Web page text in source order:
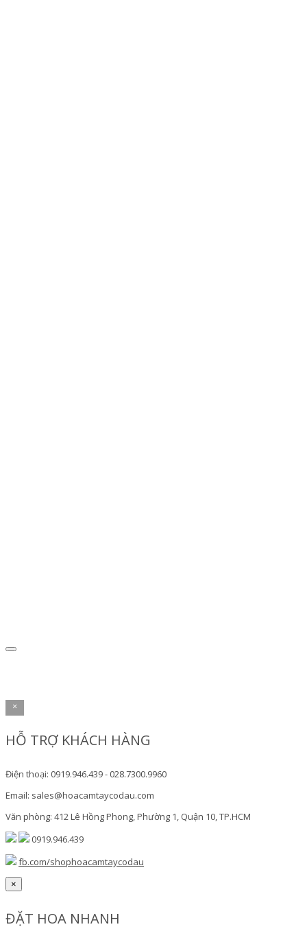
×
HỖ TRỢ KHÁCH HÀNG
Điện thoại: 0919.946.439 - 028.7300.9960
Email: sales@hoacamtaycodau.com
Văn phòng: 412 Lê Hồng Phong, Phường 1, Quận 10, TP.HCM
0919.946.439
fb.com/shophoacamtaycodau
×
ĐẶT HOA NHANH